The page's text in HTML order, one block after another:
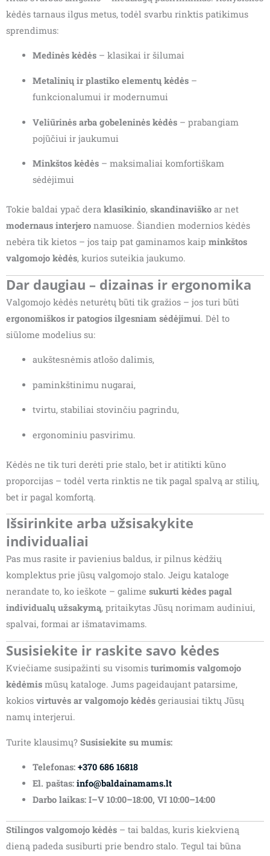
kėdės tarnaus ilgus metus, todėl svarbu rinktis patikimus
sprendimus:
Medinės kėdės– klasikai ir šilumai
Metalinių ir plastiko elementų kėdės–
funkcionalumui ir modernumui
Veliūrinės arba gobeleninės kėdės– prabangiam
pojūčiui ir jaukumui
Minkštos kėdės– maksimaliai komfortiškam
sėdėjimui
Tokie baldai ypač dera klasikinio, skandinaviško ar net
modernaus interjero namuose. Šiandien modernios kėdės
nebėra tik kietos – jos taip pat gaminamos kaip minkštos
valgomojo kėdės, kurios suteikia jaukumo.
Dar daugiau – dizainas ir ergonomika
Valgomojo kėdės neturėtų būti tik gražios – jos turi būti
ergonomiškos ir patogios ilgesniam sėdėjimui. Dėl to
siūlome modelius su:
aukštesnėmis atlošo dalimis,
paminkštinimu nugarai,
tvirtu, stabiliai stovinčiu pagrindu,
ergonominiu pasvirimu.
Kėdės ne tik turi derėti prie stalo, bet ir atitikti kūno
proporcijas – todėl verta rinktis ne tik pagal spalvą ar stilių,
bet ir pagal komfortą.
Išsirinkite arba užsisakykite
individualiai
Pas mus rasite ir pavienius baldus, ir pilnus kėdžių
komplektus prie jūsų valgomojo stalo. Jeigu kataloge
nerandate to, ko ieškote – galime sukurti kėdes pagal
individualų užsakymą, pritaikytas Jūsų norimam audiniui,
spalvai, formai ar išmatavimams.
Susisiekite ir raskite savo kėdes
Kviečiame susipažinti su visomis turimomis valgomojo
kėdėmis mūsų kataloge. Jums pageidaujant patarsime,
kokios virtuvės ar valgomojo kėdės geriausiai tiktų Jūsų
namų interjerui.
Turite klausimų? Susisiekite su mumis:
Telefonas: +370 686 16818
El. paštas: info@baldainamams.lt
Darbo laikas: I–V 10:00–18:00, VI 10:00–14:00
Stilingos valgomojo kėdės – tai baldas, kuris kiekvieną
dieną padeda susiburti prie bendro stalo. Tegul tai būna